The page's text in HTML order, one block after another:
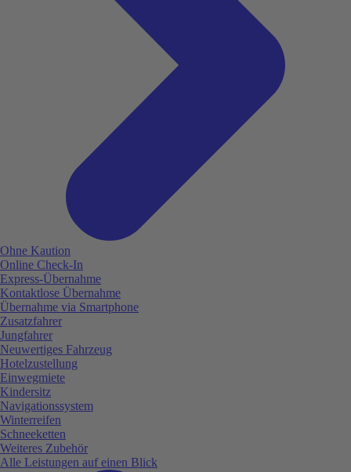
Ohne Kaution
Online Check-In
Express-Übernahme
Kontaktlose Übernahme
Übernahme via Smartphone
Zusatzfahrer
Jungfahrer
Neuwertiges Fahrzeug
Hotelzustellung
Einwegmiete
Kindersitz
Navigationssystem
Winterreifen
Schneeketten
Weiteres Zubehör
Alle Leistungen auf einen Blick